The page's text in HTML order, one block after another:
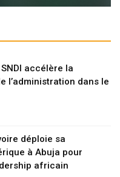
SNDI accélère la
l’administration dans le
déploie sa
à Abuja pour
africain